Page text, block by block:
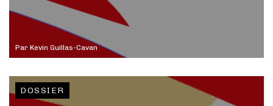
Par Kevin Guillas-Cavan
DOSSIER